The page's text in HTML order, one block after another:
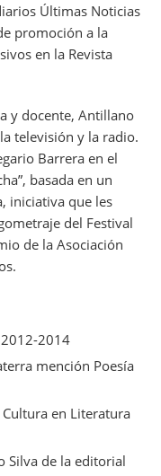
Últimas Noticias
promoción a la
en la Revista
y docente, Antillano
televisión y la radio.
Barrera en el
basada en un
iniciativa que les
del Festival
de la Asociación
2014
mención Poesía
en Literatura
Silva de la editorial